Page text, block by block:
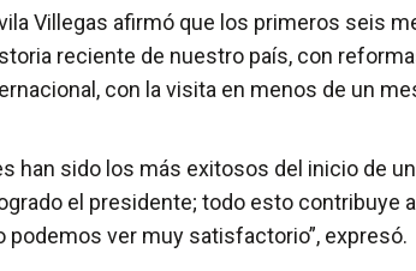
Villegas afirmó que los primeros seis
reciente de nuestro país, con
con la visita en menos de un
han sido los más exitosos del inicio de
el presidente; todo esto contribuye
podemos ver muy satisfactorio”, expresó.